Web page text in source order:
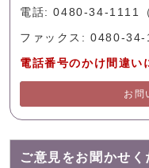
電話: 0480-34-1111
ファックス: 0480-34-
電話番号のかけ間違い
お問
ご意見をお聞かせく